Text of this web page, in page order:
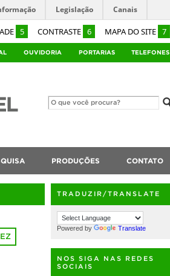
5 CONTRASTE 6 MAPA DO SITE 7
Legislação Canais
OUVIDORIA PORTARIAS TELEFONES
PRODUÇÕES CONTATO
TRADUZIR/TRANSLATE
Powered by Translate
NOS SIGA NAS REDES
SOCIAIS